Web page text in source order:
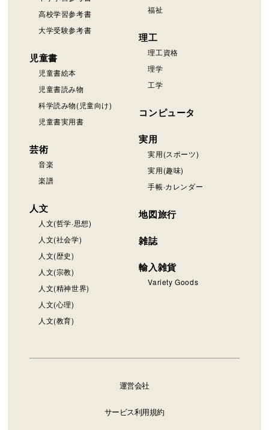
高校学習参考書
大学受験参考書
児童書
児童書絵本
児童書読み物
科学読み物(児童向け)
児童書実用書
芸術
音楽
楽譜
人文
人文(哲学·思想)
人文(社会学)
人文(歴史)
人文(宗教)
人文(精神世界)
人文(心理)
人文(教育)
福祉
理工
理工資格
理学
工学
コンピュータ
実用
実用(スポーツ)
実用(趣味)
手帳·カレンダー
地図旅行
雑誌
輸入雑貨
Variety Goods
運営会社
サービス利用規約